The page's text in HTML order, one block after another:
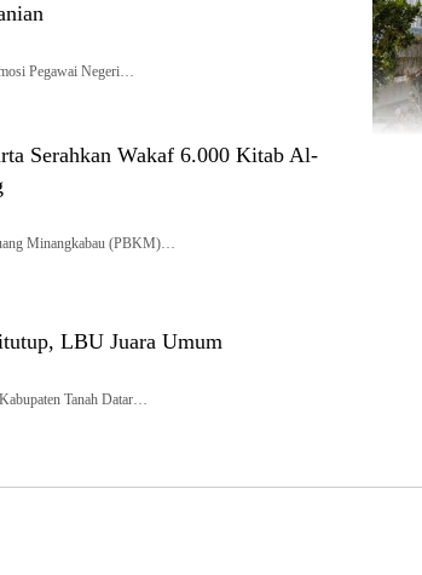
Pegawai Negeri…
Serahkan Wakaf 6.000 Kitab Al-
Minangkabau (PBKM)…
LBU Juara Umum
Tanah Datar…